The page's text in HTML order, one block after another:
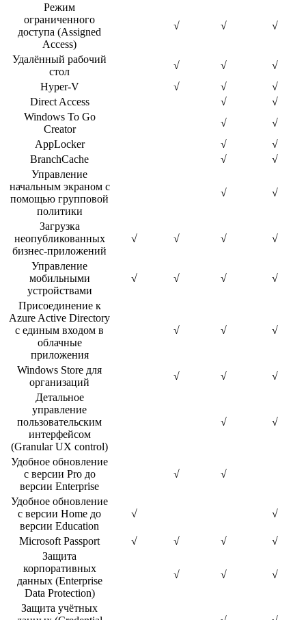
Режим
ограниченного
доступа (Assigned
Access)
√ √ √
Удалённый рабочий
стол
√ √
√
Hyper-V
√ √
√
Direct Access
√
√
Windows To Go
Creator
√
√
AppLocker
√
√
BranchCache
√
√
Управление
начальным экраном с
помощью групповой
политики
√ √
Загрузка
неопубликованных
бизнес-приложений
√ √ √ √
Управление
мобильными
устройствами
√ √ √ √
Присоединение к
Azure Active Directory
с единым входом в
облачные
приложения
√ √ √
Windows Store для
организаций
√ √
√
Детальное
управление
пользовательским
интерфейсом
(Granular UX control)
√ √
Удобное обновление
с версии Pro до
версии Enterprise
√ √
Удобное обновление
с версии Home до
версии Education
√ √
Microsoft Passport √ √ √
√
Защита
корпоративных
данных (Enterprise
Data Protection)
√ √ √
Защита учётных